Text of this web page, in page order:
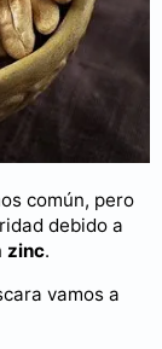
común, pero
debido a
zinc.
vamos a